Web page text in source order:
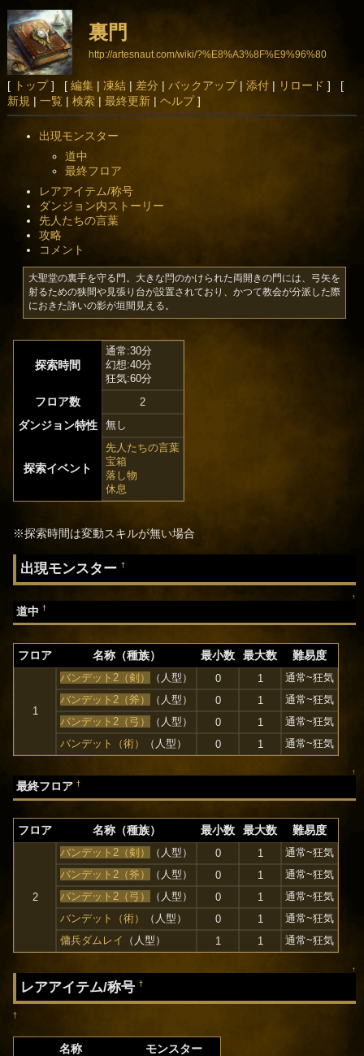
裏門
http://artesnaut.com/wiki/?%E8%A3%8F%E9%96%80
[ トップ] [ 編集| 凍結 | 差分 | バックアップ| 添付| リロード ] [
新規 | 一覧 | 検索| 最終更新| ヘルプ]
出現モンスター
道中
最終フロア
レアアイテム/称号
ダンジョン内ストーリー
先人たちの言葉
攻略
コメント
大聖堂の裏手を守る門。大きな閂のかけられた両開きの門には、弓矢を
射るための狭間や見張り台が設置されており、かつて教会が分派した際
におきた諍いの影が垣間見える。
探索時間
通常:30分
幻想:40分
狂気:60分
フロア数 2
ダンジョン特性 無し
探索イベント
先人たちの言葉
宝箱
落し物
休息
※探索時間は変動スキルが無い場合
出現モンスター†
↑
道中†
フロア 名称（種族） 最小数 最大数 難易度
1
バンデット2（剣） （人型） 0 1
通常~狂気
バンデット2（斧）
（人型） 0 1
通常~狂気
バンデット2（弓）
（人型） 0 1
通常~狂気
バンデット（術）
（人型） 0 1 通常~狂気
↑
最終フロア†
フロア 名称（種族） 最小数 最大数 難易度
2
バンデット2（剣） （人型） 0 1
通常~狂気
バンデット2（斧）
（人型） 0 1
通常~狂気
バンデット2（弓）
（人型） 0 1
通常~狂気
バンデット（術）
（人型） 0 1
通常~狂気
傭兵ダムレイ
（人型） 1 1 通常~狂気
↑
レアアイテム/称号†
†
名称
モンスター